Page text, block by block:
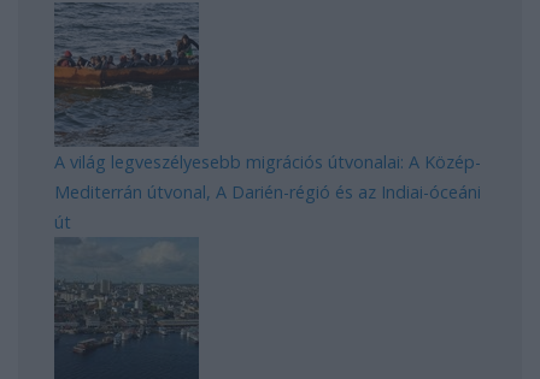
A világ legveszélyesebb migrációs útvonalai: A Közép-
Mediterrán útvonal, A Darién-régió és az Indiai-óceáni
út